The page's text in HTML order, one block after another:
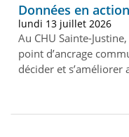
Données en action
lundi 13 juillet 2026
Au CHU Sainte-
point d’ancrage
décider et s’améliorer